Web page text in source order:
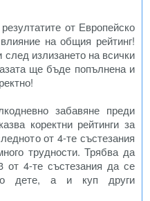
от Европейско
на общия рейтинг!
излизането на всички
ще бъде попълнена и
забавяне преди
коректни рейтинги за
от 4-те състезания
трудности. Трябва да
4-те състезания да се
дете, а и куп други